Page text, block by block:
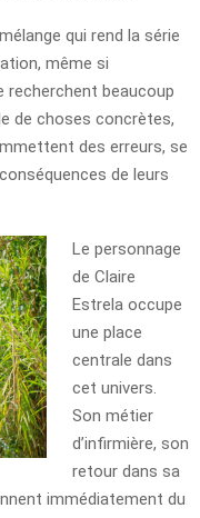
qui rend la série
même si
recherchent beaucoup
de choses concrètes,
des erreurs, se
de leurs
Le personnage
de Claire
Estrela occupe
une place
centrale dans
cet univers.
Son métier
d’infirmière, son
retour dans sa
immédiatement du